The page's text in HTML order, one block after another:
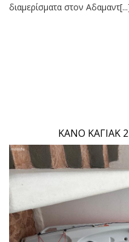
διαμερίσματα στον
ΚΑΝΟ ΚΑΓΙΑΚ